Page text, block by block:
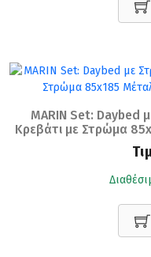
MARIN Set: Daybed
Κρεβάτι με Στρώμα